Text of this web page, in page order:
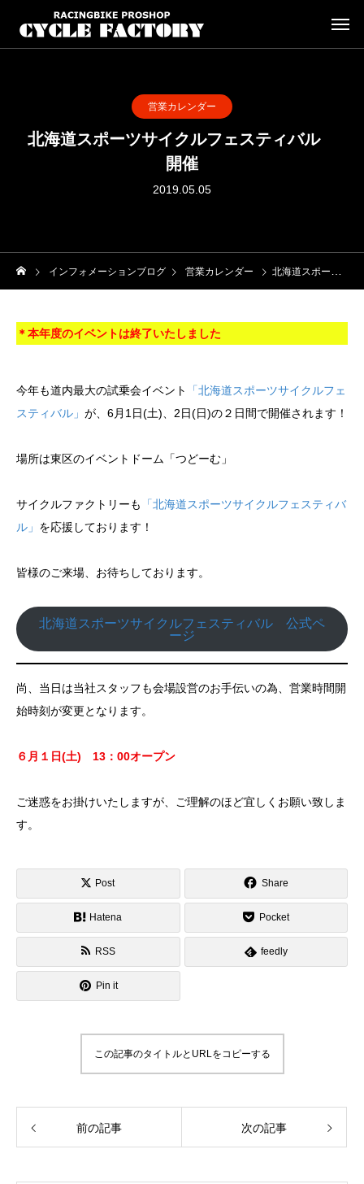
営業カレンダー
北海道スポーツサイクルフェスティバル
開催
2019.05.05
インフォメーションブログ 営業カレンダー 北海道スポーツサイクルフェスティバル 開催
＊本年度のイベントは終了いたしました
今年も道内最大の試乗会イベント
「北海道スポーツサイクルフェ
スティバル」 が、6月1日(土)、2日(日)の２日間で開催されます！
場所は東区のイベントドーム「つどーむ」
サイクルファクトリーも
「北海道スポーツサイクルフェスティバ
ル」 を応援しております！
皆様のご来場、お待ちしております。
北海道スポーツサイクルフェスティバル 公式ペ
ージ
尚、当日は当社スタッフも会場設営のお手伝いの為、営業時間開
始時刻が変更となります。
６月１日(土) 13：00オープン
ご迷惑をお掛けいたしますが、ご理解のほど宜しくお願い致しま
す。
Post Share
Hatena Pocket
RSS feedly
Pin it
この記事のタイトルとURLをコピーする
前の記事 次の記事